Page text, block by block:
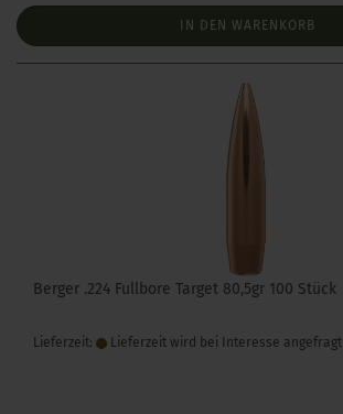
IN DEN WARENKORB
Berger .224 Fullbore Target 80,5gr 100 Stück
Lieferzeit: Lieferzeit wird bei Interesse angefragt